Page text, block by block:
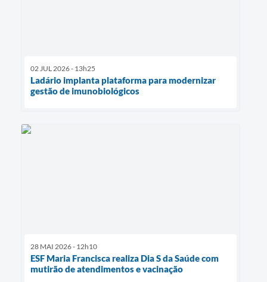
02 JUL 2026 - 13h25
Ladário implanta plataforma para modernizar
gestão de imunobiológicos
28 MAI 2026 - 12h10
ESF Maria Francisca realiza Dia S da Saúde com
mutirão de atendimentos e vacinação